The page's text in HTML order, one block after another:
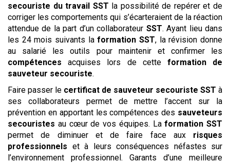
secouriste du travail SST la possibilité de repérer et de
corriger les comportements qui s’écarteraient de la réaction
attendue de la part d’un collaborateur SST. Ayant lieu dans
les 24 mois suivants laformation SST, la révision donne
au salarié les outils pour maintenir et confirmer les
compétences acquises lors de cette formation de
sauveteur secouriste.
Faire passer le certificat de sauveteur secouriste SST à
ses collaborateurs permet de mettre l’accent sur la
prévention en apportant les compétences des sauveteurs
secouristes au cœur de vos équipes. Laformation SST
permet de diminuer et de faire face aux risques
professionnels et à leurs conséquences néfastes sur
l’environnement professionnel. Garants d’une meilleure